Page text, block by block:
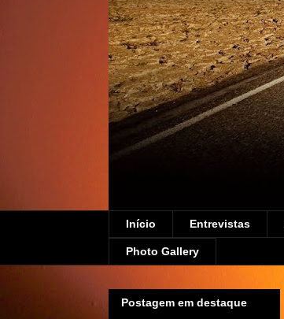
Início Entrevistas
Photo Gallery
Postagem em destaque